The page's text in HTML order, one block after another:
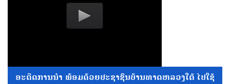
ອະດີດການນໍາ ພ້ອມດ້ວຍປະຊາຊົນບ້ານທາດຫລວງໃຕ້ ໄປໃຊ້